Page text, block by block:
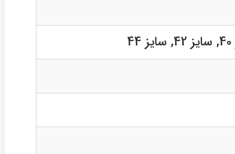
, سایز 42 , سایز 44